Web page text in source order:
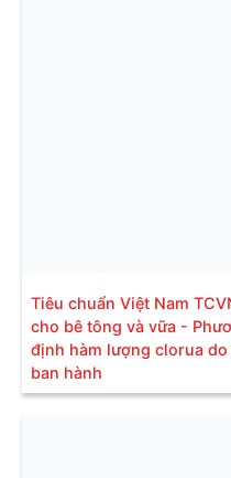
Tiêu chuẩn Việt Nam
cho bê tông và vữa -
định hàm lượng clorua
ban hành